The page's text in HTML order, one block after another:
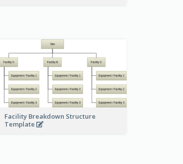
Facility Breakdown Structure
Template